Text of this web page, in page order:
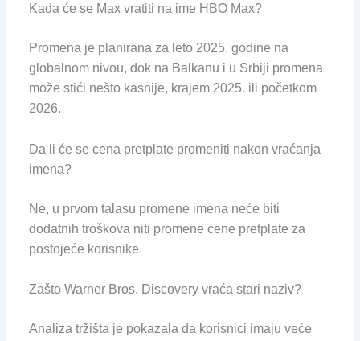
Kada će se Max vratiti na ime HBO Max?
Promena je planirana za leto 2025. godine na
globalnom nivou, dok na Balkanu i u Srbiji promena
može stići nešto kasnije, krajem 2025. ili početkom
2026.
Da li će se cena pretplate promeniti nakon vraćanja
imena?
Ne, u prvom talasu promene imena neće biti
dodatnih troškova niti promene cene pretplate za
postojeće korisnike.
Zašto Warner Bros. Discovery vraća stari naziv?
Analiza tržišta je pokazala da korisnici imaju veće